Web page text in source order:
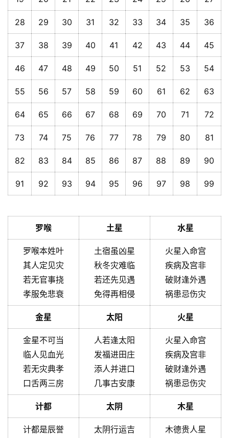
28 29 30 31 32 33 34 35 36
37 38 39 40 41 42 43 44 45
46 47 48 49 50 51 52 53 54
55 56 57 58 59 60 61 62 63
64 65 66 67 68 69 70 71 72
73 74 75 76 77 78 79 80 81
82 83 84 85 86 87 88 89 90
91 92 93 94 95 96 97 98 99
罗喉 土星 水星
罗喉本姓叶
其人定见灾
若无官事挠
孝服免悲衰
土宿虽凶星
秋冬灾难临
若还先见遇
免得再相侵
火星入命宫
疾病及宫非
破财逢外遇
祸患忌伤灾
金星 太阳 火星
金星不可当
临人见血光
若无灾典孝
口舌两三房
人若逢太阳
发福进田庄
添人并进口
几事古安康
火星入命宫
疾病及宫非
破财逢外遇
祸患忌伤灾
计都 太阴 木星
计都是辰誉
太阴行运吉
木德贵人星